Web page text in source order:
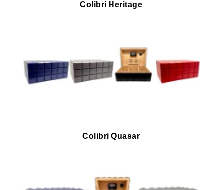
Colibri Heritage
Colibri Quasar